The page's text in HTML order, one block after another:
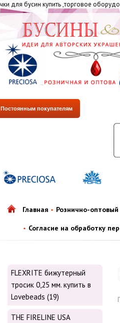
для бусин купить ,торговое
Постоянным покупателям
Главная Рознично-оптовый
Согласие на обработку
FLEXRITE бижутерный
тросик 0,25 мм. купить в
Lovebeads (19)
THE FIRELINE USA